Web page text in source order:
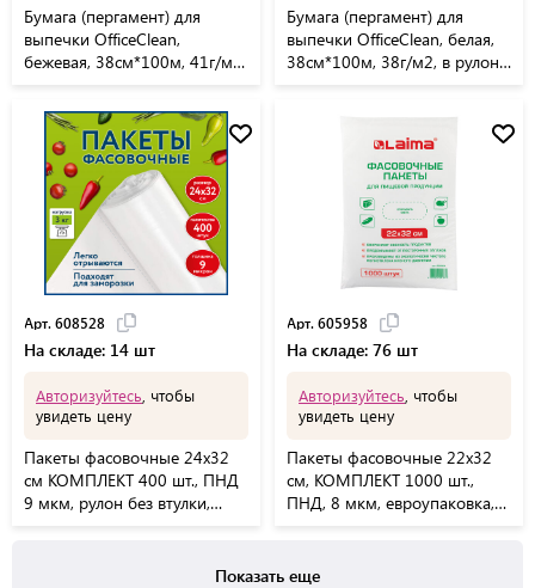
Бумага (пергамент) для
выпечки OfficeClean,
бежевая, 38см*100м, 41г/м2,
силиконизированная
Бумага (пергамент) для
выпечки OfficeClean, белая,
38см*100м, 38г/м2, в рулоне,
Арт. 608528
На складе: 14 шт
Авторизуйтесь , чтобы
увидеть цену
Пакеты фасовочные 24х32
см КОМПЛЕКТ 400 шт., ПНД
9 мкм, рулон без втулки,
Арт. 605958
На складе: 76 шт
Авторизуйтесь , чтобы
увидеть цену
Пакеты фасовочные 22х32
см, КОМПЛЕКТ 1000 шт.,
ПНД, 8 мкм, евроупаковка,
Показать еще